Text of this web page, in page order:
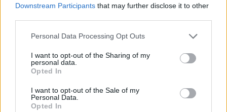
Downstream Participants that may further disclose it to other
Personal Data Processing Opt Outs
I want to opt-out of the Sharing of my
personal data.
Opted In
I want to opt-out of the Sale of my
Personal Data.
Opted In
Promotionsbild für den Film „Rhinestone“ (1984). Die wahrscheinlich